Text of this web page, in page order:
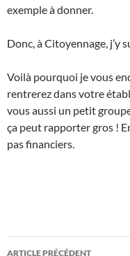
exemple à donner.
Donc, à Citoyennage, j’y
Voilà pourquoi je vous
rentrerez dans votre
vous aussi un petit
ça peut rapporter gros !
pas financiers.
Navigation
ARTICLE PRÉCÉDENT